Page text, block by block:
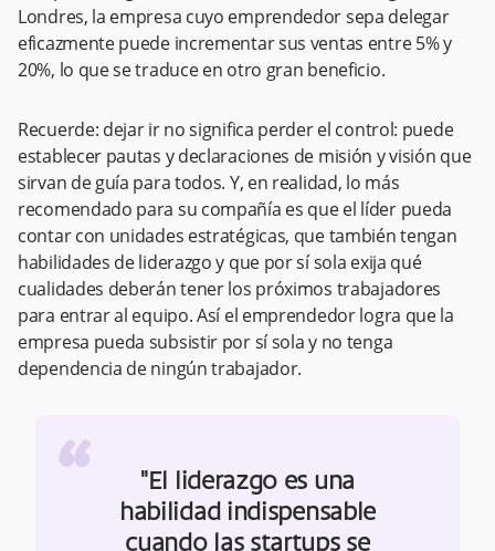
Londres, la empresa cuyo emprendedor sepa delegar
eficazmente puede incrementar sus ventas entre 5% y
20%, lo que se traduce en otro gran beneficio.
Recuerde: dejar ir no significa perder el control: puede
establecer pautas y declaraciones de misión y visión que
sirvan de guía para todos. Y, en realidad, lo más
recomendado para su compañía es que el líder pueda
contar con unidades estratégicas, que también tengan
habilidades de liderazgo y que por sí sola exija qué
cualidades deberán tener los próximos trabajadores
para entrar al equipo. Así el emprendedor logra que la
empresa pueda subsistir por sí sola y no tenga
dependencia de ningún trabajador.
“
"El liderazgo es una
habilidad indispensable
cuando las startups se